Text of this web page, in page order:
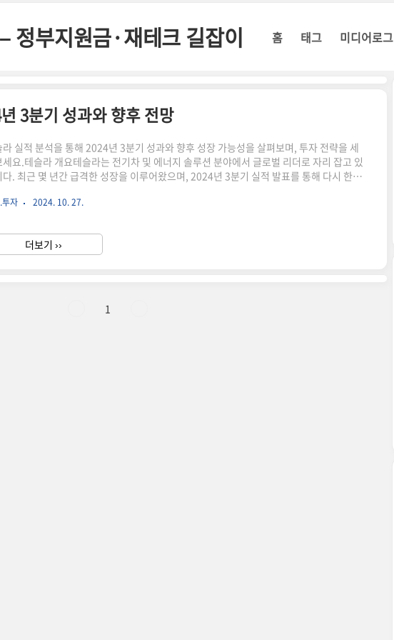
정부지원금·재테크 길잡이 홈 태그 미디어로그
3분기 성과와 향후 전망
라 실적 분석을 통해 2024년 3분기 성과와 향후 성장 가능성을 살펴보며, 투자 전략을 세
세요.테슬라 개요테슬라는 전기차 및 에너지 솔루션 분야에서 글로벌 리더로 자리 잡고 있
다. 최근 몇 년간 급격한 성장을 이루어왔으며, 2024년 3분기 실적 발표를 통해 다시 한번
습니다.테슬라의 주요 사업 부문전기차: 모델 S, 모델 3, 모델 X, 모델 Y 등 다양한 전기
을 창출하고 있습니다.자율주행 기술: 완전 자율주행(FSD) 기술 개발에 집중하고 있으
이를 통해 미래 성장 동력을 확보하고자 합니다. ..
자 2024. 10. 27.
더보기 ››
1